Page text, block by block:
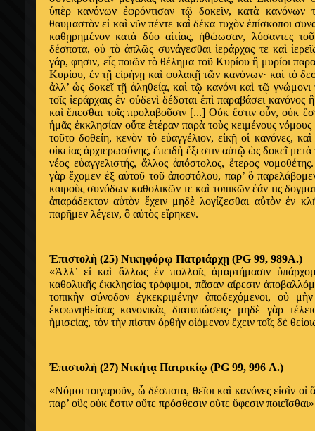
ὑπὲρ κανόνωνἐφρόντισαν τῷ δοκεῖν, κατὰ κανόνων τ
θαυμαστὸν εἰ καὶ νῦν πέντε καὶ δέκα τυχὸν ἐπίσκοποι
καθῃρημένον κατὰ δύο αἰτίας,ἠθώωσαν, λύσαντες τοῦ
δέσποτα, οὐ τὸ ἁπλῶς συνάγεσθαιἱεράρχας τε καὶ ἱερεῖ
γάρ, φησιν, εἷς ποιῶν τὸ θέλημα τοῦΚυρίουἢ μυρίοι
Κυρίου, ἐν τῇ εἰρήνῃ καὶ φυλακῇτῶν κανόνων· καὶ τὸ
ἀλλ’ὡς δοκεῖτῇ ἀληθείᾳ, καὶ τῷ κανόνι καὶ τῷ γνώμονι
τοῖςἱεράρχαιςἐν οὐδενὶ δέδοται ἐπὶ παραβάσει κανόνοςἢ
καὶ ἕπεσθαι τοῖς προλαβοῦσιν [...] Οὐκ ἔστιν οὖν, οὐκ ἔ
ἡμᾶς ἐκκλησίαν οὔτεἑτέραν παρὰ τοὺς κειμένους
τοῦτο δοθείη, κενὸν τὸεὐαγγέλιον, εἰκῇ οἱ κανόνες, καὶ
οἰκείαςἀρχιερωσύνης,ἐπειδὴ ἔξεστιν αὐτῷ ὡς δοκεῖμετὰ
νέος εὐαγγελιστής, ἄλλος ἀπόστολος, ἕτερος
γὰρἔχομεν ἐξ αὐτοῦ τοῦ ἀποστόλου, παρ’ὃ
καιροὺς συνόδων καθολικῶν τε καὶ τοπικῶν ἐάν τις
ἀπαράδεκτον αὐτὸν ἔχειν μηδὲ λογίζεσθαι αὐτὸνἐν
παρῆμεν λέγειν, ὃ αὐτὸς εἴρηκεν.
Ἐπιστολὴ (25) Νικηφόρῳ Πατριάρχῃ (PG 99, 989Α.)
«Ἀλλ’ εἰ καὶ ἄλλως ἐν πολλοῖςἁμαρτήμασινὑ
καθολικῆςἐκκλησίας τρόφιμοι, πᾶσαν αἵρεσινἀ
τοπικὴν σύνοδονἐγκεκριμένην ἀποδεχόμενοι, οὐμὴ
ἐκφωνηθείσας κανονικὰς διατυπώσεις· μηδὲ γὰρ
ἡμισείας, τὸν τὴν πίστιν ὀρθὴν οἰόμενον ἔχειν τοῖς δὲ
Ἐπιστολὴ (27) Νικήτᾳ Πατρικίῳ (PG 99, 996 Α.)
«Νόμοι τοιγαροῦν, ὦ δέσποτα, θεῖοι καὶ κανόνες εἰσὶν οἱ
παρ’ οὓς οὐκ ἔστιν οὔτε πρόσθεσιν οὔτε ὕφεσιν ποιεῖ